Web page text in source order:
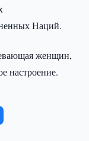
Наций.
женщин,
настроение.